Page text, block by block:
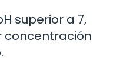
superior a 7,
concentración